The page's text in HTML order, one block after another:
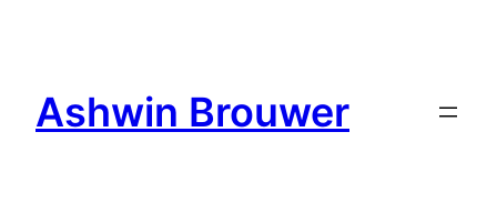
inhoud
Ashwin Brouwer